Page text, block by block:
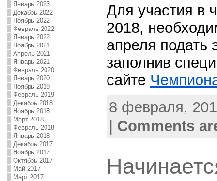
Январь 2023
Декабрь 2022
Ноябрь 2022
Февраль 2022
Январь 2022
Ноябрь 2021
Апрель 2021
Январь 2021
Февраль 2020
Январь 2020
Ноябрь 2019
Февраль 2019
Декабрь 2018
Ноябрь 2018
Март 2018
Февраль 2018
Январь 2018
Декабрь 2017
Ноябрь 2017
Октябрь 2017
Май 2017
Март 2017
Для участия в
2018,
апреля подать
заполнив
сайте
8 февраля,
| Comments